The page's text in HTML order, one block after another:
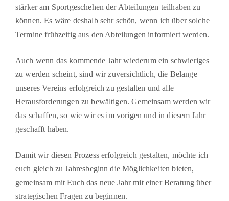
stärker am Sportgeschehen der Abtei­lungen teilhaben zu
können. Es wäre deshalb sehr schön, wenn ich über solche
Termine frühzeitig aus den Abteilungen informiert werden.
Auch wenn das kommende Jahr wiederum ein schwieriges
zu werden scheint, sind wir zu­versichtlich, die Belange
unseres Vereins erfolgreich zu gestalten und alle
Herausforderun­gen zu bewältigen. Gemeinsam werden wir
das schaffen, so wie wir es im vorigen und in diesem Jahr
geschafft haben.
Damit wir diesen Prozess erfolgreich gestalten, möchte ich
euch gleich zu Jahresbeginn die Möglichkeiten bieten,
gemeinsam mit Euch das neue Jahr mit einer Beratung über
strategi­schen Fragen zu beginnen.